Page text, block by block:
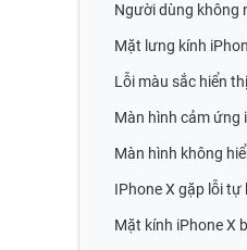
Người dùng không
Mặt lưng kính
Lỗi màu sắc hiển
Màn hình cảm ứng
Màn hình không
IPhone X gặp lỗi tự
Mặt kính iPhone X